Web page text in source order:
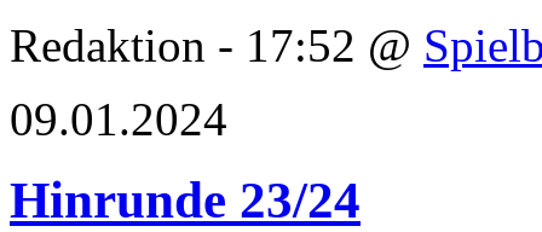
Redaktion - 17:52 @
09.01.2024
Hinrunde 23/24